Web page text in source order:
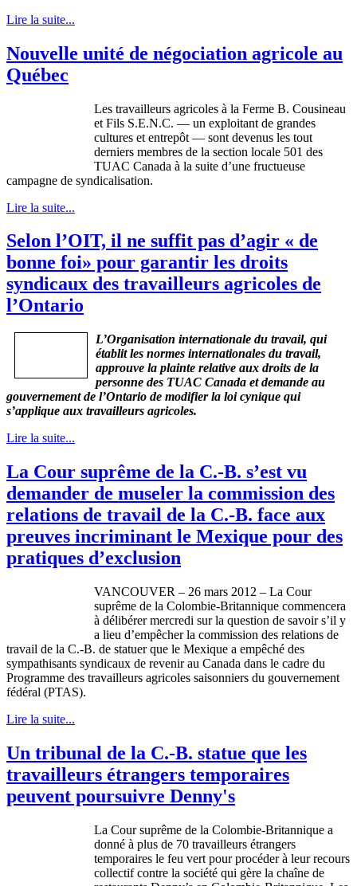
Lire la suite...
Nouvelle unité de négociation agricole au
Québec
Les travailleurs agricoles à la Ferme B. Cousineau
et Fils S.E.N.C. — un exploitant de grandes
cultures et entrepôt — sont devenus les tout
derniers membres de la section locale 501 des
TUAC Canada à la suite d’une fructueuse
campagne de syndicalisation.
Lire la suite...
Selon l’OIT, il ne suffit pas d’agir « de
bonne foi» pour garantir les droits
syndicaux des travailleurs agricoles de
l’Ontario
L’Organisation internationale du travail, qui
établitles normes internationales du travail,
approuve la plainte relative aux droits de la
personne des TUAC Canada etdemande au
gouvernementde l’Ontario de modifier la loi cynique qui
s’applique aux travailleurs agricoles.
Lire la suite...
La Cour suprême de la C.-B. s’est vu
demander de museler la commission des
relations de travail de la C.-B. face aux
preuves incriminant le Mexique pour des
pratiques d’exclusion
VANCOUVER – 26 mars 2012 – La Cour
suprême de la Colombie-Britannique commencera
à délibérer mercredi surla question de savoirs’il y
a lieu d’empêcherla commission des relations de
travail de la C.-B. de statuer que le Mexique a empêché des
sympathisants syndicaux de revenirau Canada dans le cadre du
Programme des travailleurs agricoles saisonniers du gouvernement
fédéral (PTAS).
Lire la suite...
Un tribunal de la C.-B. statue que les
travailleurs étrangers temporaires
peuvent poursuivre Denny's
La Cour suprême de la Colombie-Britannique a
donné à plus de 70 travailleurs étrangers
temporaires le feu vert pourprocéder à leur recours
collectif contre la société qui gère la chaîne de